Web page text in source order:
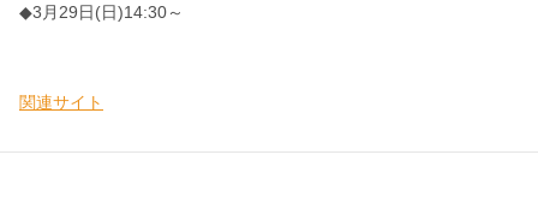
◆3月29日(日)14:30～
関連サイト